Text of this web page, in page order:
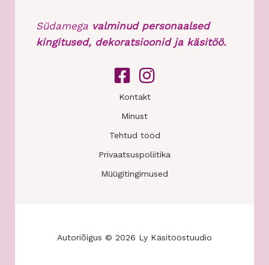
Südamega valminud personaalsed
kingitused, dekoratsioonid ja käsitöö.
Kontakt
Minust
Tehtud tööd
Privaatsuspoliitika
Müügitingimused
Autoriõigus © 2026 Ly Käsitööstuudio